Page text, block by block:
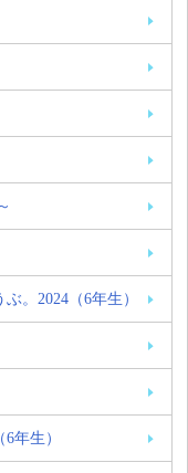
。2024（6年生）
年生）